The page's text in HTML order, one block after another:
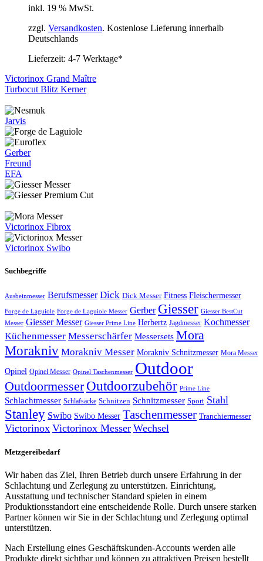
inkl. 19 % MwSt.
zzgl. Versandkosten. Kostenlose Lieferung innerhalb
Deutschlands
Lieferzeit: 4-7 Werktage*
Victorinox Grand Maître
Turbocut Blitz Kerner
Jarvis
Gerber
Freund
EFA
Victorinox Fibrox
Victorinox Swibo
Suchbegriffe
Ausbeinmesser Berufsmesser Dick Dick Messer Fitness Fleischermesser
Forge de Laguiole Forge de Laguiole Messer Gerber Giesser Giesser BestCut
Messer Giesser Messer Giesser Prime Line Herbertz Jagdmesser Kochmesser
Küchenmesser Messerschärfer Messersets Mora
Morakniv Morakniv Messer Morakniv Schnitzmesser Mora Messer
Opinel Opinel Messer Opinel Taschenmesser Outdoor
Outdoormesser Outdoorzubehör Prime Line
Schlachtmesser Schlafsäcke Schnitzen Schnitzmesser Sport Stahl
Stanley Swibo Swibo Messer Taschenmesser Tranchiermesser
Victorinox Victorinox Messer Wechsel
Metzgereibedarf
Wir haben das Ziel, Ihren Betrieb durch unsere Erfahrung in der
Schlachtung und Zerlegung zu unterstützen. Einrichtung,
Ausstattung und technischer Standard spielen in einem
Produktionsstandort eine entscheidende Rolle. Durch unsere starken
Partner können wir Sie in der Schlachtung und Zerlegung optimal
unterstützen.
Nach Erstellung eines Geschäftskunden-Accounts werden alle
Produkte direkt sichtbar und können zu attraktiven Preisen bestellt